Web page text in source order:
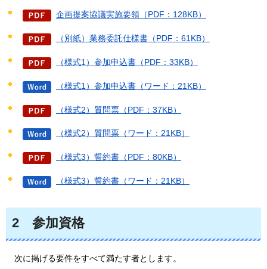
企画提案協議実施要領（PDF：128KB）
（別紙）業務委託仕様書（PDF：61KB）
（様式1）参加申込書（PDF：33KB）
（様式1）参加申込書（ワード：21KB）
（様式2）質問票（PDF：37KB）
（様式2）質問票（ワード：21KB）
（様式3）誓約書（PDF：80KB）
（様式3）誓約書（ワード：21KB）
2 参加資格
次に掲げる要件をすべて満たす者とします。